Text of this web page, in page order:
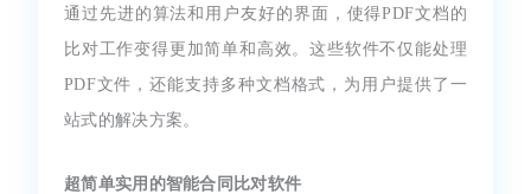
通过先进的算法和用户友好的界面，使得PDF文档的
比对工作变得更加简单和高效。这些软件不仅能处理
PDF文件，还能支持多种文档格式，为用户提供了一
站式的解决方案。
超简单实用的智能合同比对软件